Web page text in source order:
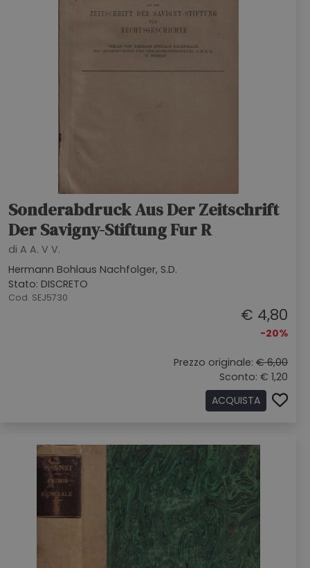
Sonderabdruck Aus Der Zeitschrift
Der Savigny-Stiftung Fur R
di A A. V V.
Hermann Bohlaus Nachfolger, S.D.
Stato: DISCRETO
Cod. SEJ5730
€ 4,80
-20%
Prezzo originale: € 6,00
Sconto: € 1,20
ACQUISTA